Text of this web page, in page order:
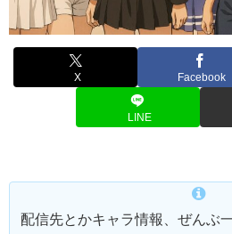
X Facebook
LINE
配信先とかキャラ情報、ぜんぶ